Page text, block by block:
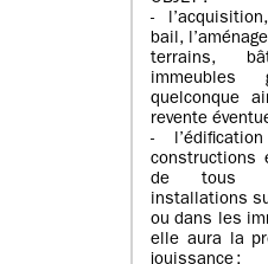
-
bail,
terrains,
immeubles
quelconque
revente
-
constructions
de tous
installations
ou dans les
elle aura la